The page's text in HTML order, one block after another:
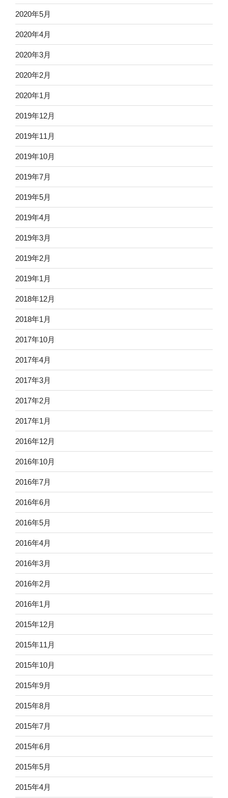
2020年5月
2020年4月
2020年3月
2020年2月
2020年1月
2019年12月
2019年11月
2019年10月
2019年7月
2019年5月
2019年4月
2019年3月
2019年2月
2019年1月
2018年12月
2018年1月
2017年10月
2017年4月
2017年3月
2017年2月
2017年1月
2016年12月
2016年10月
2016年7月
2016年6月
2016年5月
2016年4月
2016年3月
2016年2月
2016年1月
2015年12月
2015年11月
2015年10月
2015年9月
2015年8月
2015年7月
2015年6月
2015年5月
2015年4月